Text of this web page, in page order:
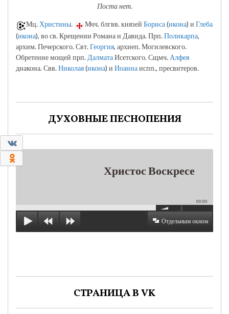
Поста нет.
Мц. Христины. Мчч. блгвв. князей Бориса(икона) и Глеба
(икона), во св. Крещении Романа и Давида. Прп.Поликарпа,
архим. Печерского. Свт.Георгия, архиеп. Могилевского.
Обретение мощей прп. ДалматаИсетского. Сщмч. Алфея
диакона. Свв.Николая(икона) и Иоаннаиспп., пресвитеров.
ДУХОВНЫЕ ПЕСНОПЕНИЯ
Христос Воскресе
00:00
Отдельным окном
СТРАНИЦА В VK